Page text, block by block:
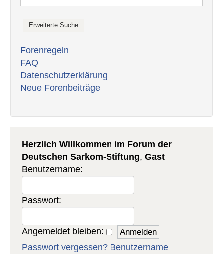
Forenregeln
FAQ
Datenschutzerklärung
Neue Forenbeiträge
Herzlich Willkommen im Forum der
Deutschen Sarkom-Stiftung,Gast
Benutzername:
Passwort:
Angemeldet bleiben:
Passwort vergessen? Benutzername